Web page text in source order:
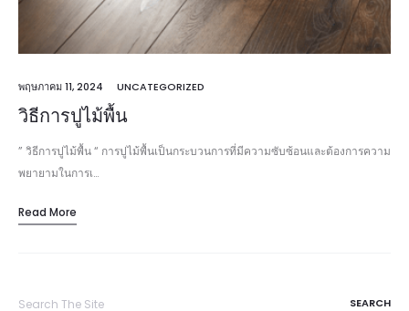
พฤษภาคม 11, 2024 UNCATEGORIZED
วิธีการปูไม้พื้น
” วิธีการปูไม้พื้น “ การปูไม้พื้นเป็นกระบวนการที่มีความซับซ้อนและต้องการความ
พยายามในการเ…
Read More